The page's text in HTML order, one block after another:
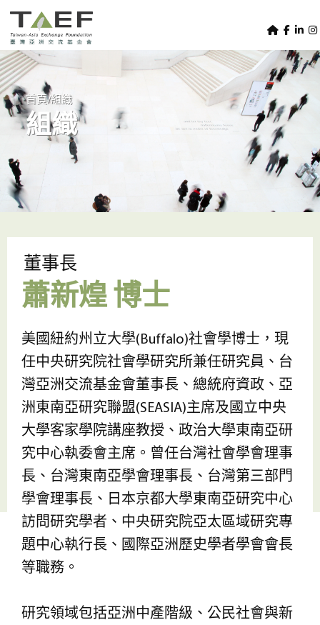
Skip to main content
TAEF
s
e
r
m
e
n
u
o
m
e
p
m
首頁/組織
組織
董事長
蕭新煌 博士
美國紐約州立大學(Buffalo)社會學博士，現
任中央研究院社會學研究所兼任研究員、台
灣亞洲交流基金會董事長、總統府資政、亞
洲東南亞研究聯盟(SEASIA)主席及國立中央
大學客家學院講座教授、政治大學東南亞研
究中心執委會主席。曾任台灣社會學會理事
長、台灣東南亞學會理事長、台灣第三部門
學會理事長、日本京都大學東南亞研究中心
訪問研究學者、中央研究院亞太區域研究專
題中心執行長、國際亞洲歷史學者學會會長
等職務。
研究領域包括亞洲中產階級、公民社會與新